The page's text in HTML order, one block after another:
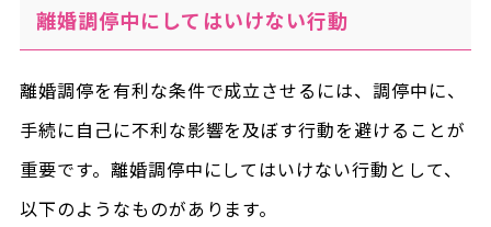
離婚調停中にしてはいけない行動
離婚調停を有利な条件で成立させるには、調停中に、
手続に自己に不利な影響を及ぼす行動を避けることが
重要です。離婚調停中にしてはいけない行動として、
以下のようなものがあります。